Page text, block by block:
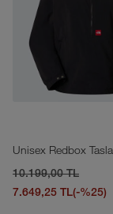
Unisex Redbox
10.199,00 TL
7.649,25 TL(-%25)